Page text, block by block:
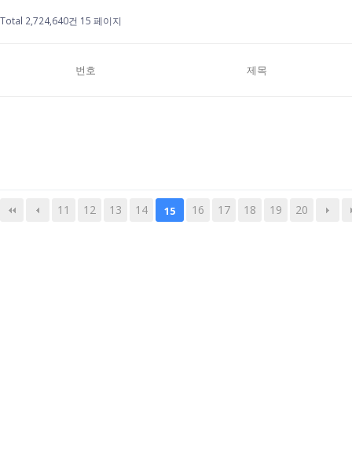
Total 2,724,640건 15 페이지
번호 제목
11 12 13 14 15 16 17 18 19 20